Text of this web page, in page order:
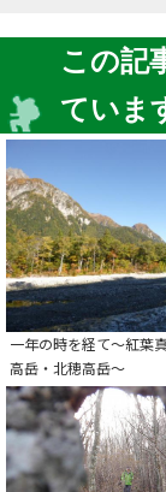
この記
ていま
一年の時を経て～紅葉
高岳・北穂高岳～